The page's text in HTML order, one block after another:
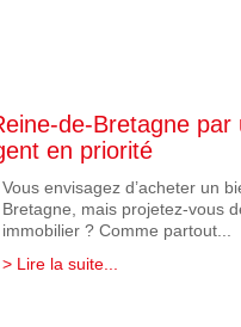
de-Bretagne par
en priorité
Vous envisagez d’acheter un
Bretagne, mais projetez-vous
immobilier ? Comme partout...
> Lire la suite...